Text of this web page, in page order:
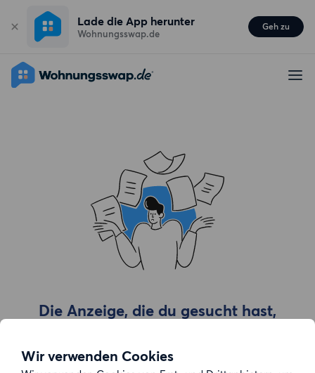
Wir verwenden Cookies
Lade die App herunter
Wohnungsswap.de
Geh zu
Die Anzeige, die du gesucht hast,